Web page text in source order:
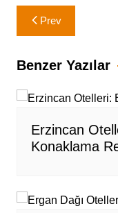
Yazı
gezinmesi
Prev
Benzer Yazılar
Erzincan
Konaklama